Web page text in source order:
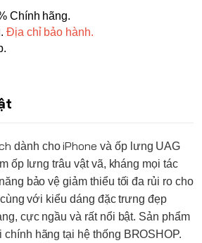
Chính hãng.
Địa chỉ bảo hành.
dành choiPhonevà ốp lưng UAG
ốp lưng trâu vật vã, kháng mọi tác
bảo vệ giảm thiểu tối đa rủi ro cho
với kiểu dáng đặc trưng đẹp
cực ngầu và rất nổi bật. Sản phẩm
hãng tại hệ thống BROSHOP.